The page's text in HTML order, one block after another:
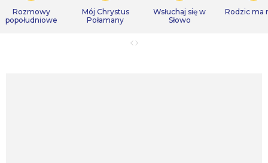
Rozmowy
popołudniowe
Mój Chrystus
Połamany
Wsłuchaj się w
Słowo
Rodzic ma